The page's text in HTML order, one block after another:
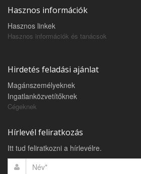
Hasznos információk
Hasznos linkek
Hasznos információk és tanácsok
Hirdetés feladási ajánlat
Magánszemélyeknek
Ingatlanközvetítőknek
Cégeknek
Hírlevél feliratkozás
Itt tud feliratkozni a hírlevélre.